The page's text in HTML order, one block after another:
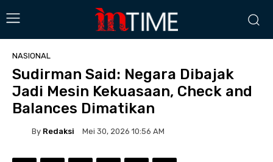
NASIONAL
Sudirman Said: Negara Dibajak
Jadi Mesin Kekuasaan, Check and
Balances Dimatikan
By Redaksi Mei 30, 2026 10:56 AM